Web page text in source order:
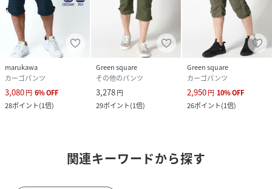
marukawa
カーゴパンツ
3,080円 6%OFF
28ポイント(1倍)
Green square
その他のパンツ
3,278円
29ポイント(1倍)
Green square
カーゴパンツ
2,950円 10%OFF
26ポイント(1倍)
関連キーワードから探す